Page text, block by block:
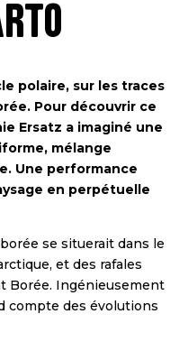
polaire, sur les traces
Pour découvrir ce
Ersatz a imaginé une
mélange
Une performance
en perpétuelle
se situerait dans le
et des rafales
Borée. Ingénieusement
compte des évolutions